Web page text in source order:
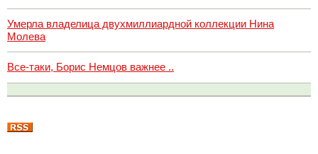
Умерла владелица двухмиллиардной коллекции Нина
Молева
Все-таки, Борис Немцов важнее ..